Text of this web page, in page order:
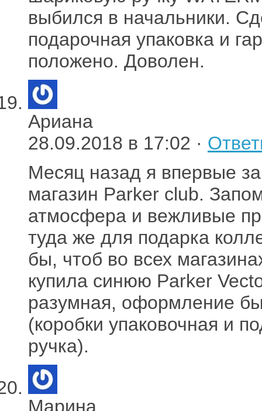
выбился в начальники.
подарочная упаковка и
положено. Доволен.
Ариана
28.09.2018 в 17:02 ·
Месяц назад я впервые
магазин Parker club.
атмосфера и вежливые
туда же для подарка
бы, чтоб во всех
купила синюю Parker
разумная, оформление
(коробки упаковочная и
ручка).
Марина